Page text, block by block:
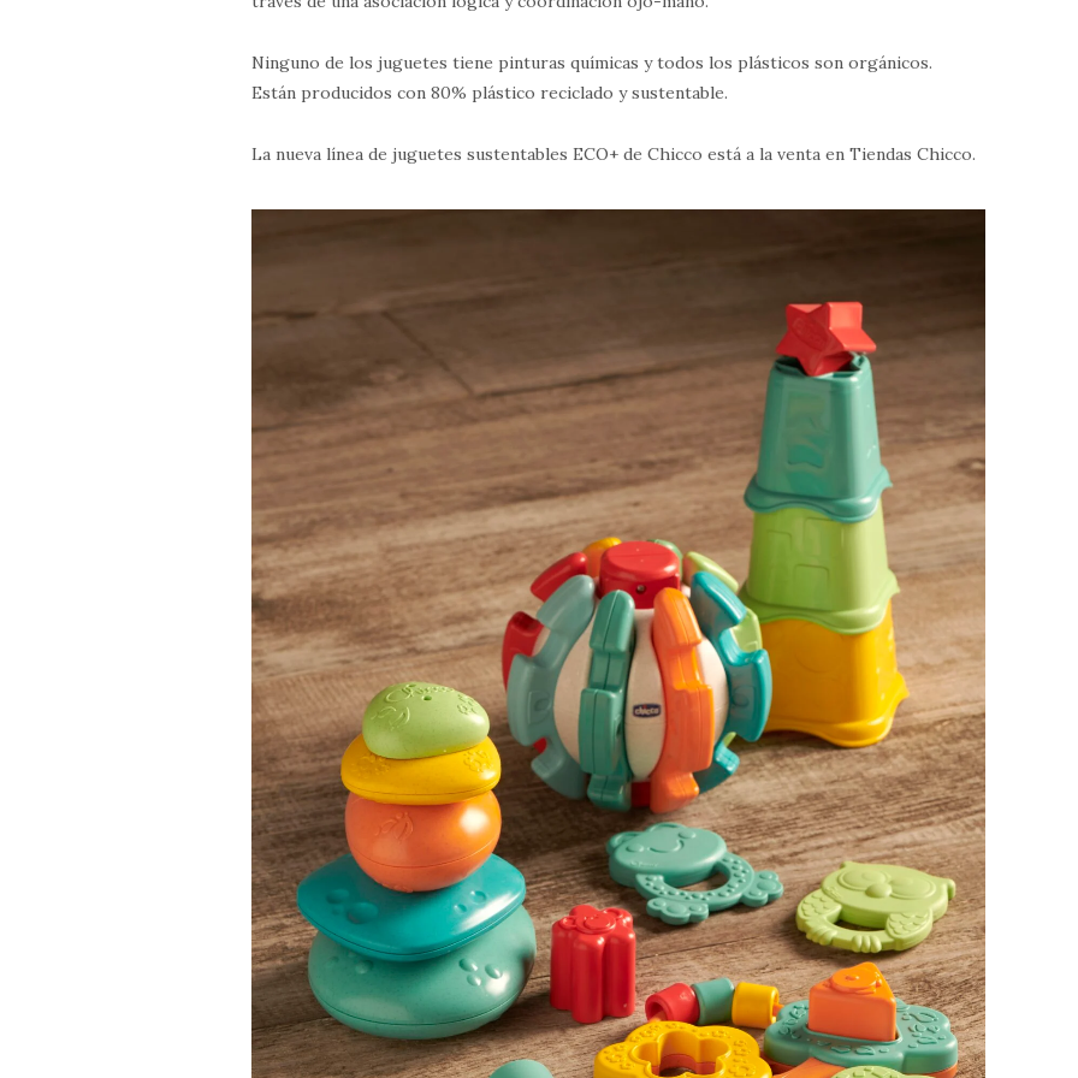
Ninguno de los juguetes tiene pinturas químicas y todos los plásticos son orgánicos.
Están producidos con 80% plástico reciclado y sustentable.
La nueva línea de juguetes sustentables ECO+ de Chicco está a la venta en Tiendas Chicco.